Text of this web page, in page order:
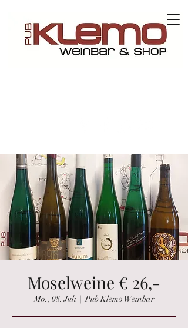
Moselweine € 26,-
Mo., 08. Juli
  |
Pub Klemo Weinbar